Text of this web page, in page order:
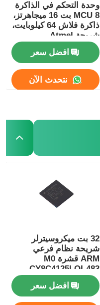
وحدة التحكم في الذاكرة
MCU 8 بت 16 ميجاهرتز،
ذاكرة فلاش 64 كيلوبايت،
شريحة Atmel
ATMEGA64A-AU
افضل سعر
نتحدث الآن
32 بت ميكروسيترلر
شريحة نظام فرعي
ARM قشرة M0
CY8C4125LQI-483
افضل سعر